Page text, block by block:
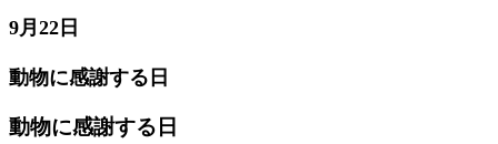
9月22日
動物に感謝する日
動物に感謝する日